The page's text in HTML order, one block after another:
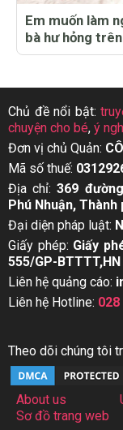
Em muốn làm
bà hư hỏng
Chủ đề nổi bật:
chuyện cho bé, ý
Đơn vị chủ Quản:
Mã số thuế:
Địa chỉ:369
Phú Nhuận, Thành
Đại diện pháp luật:
Giấy phép: Giấy
555/GP-
Liên hệ quảng cáo:
Liên hệ Hotline: 028
Theo dõi chúng tôi
About us
Sơ đồ trang web